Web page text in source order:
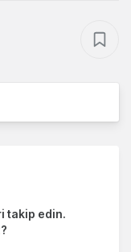
takip edin.